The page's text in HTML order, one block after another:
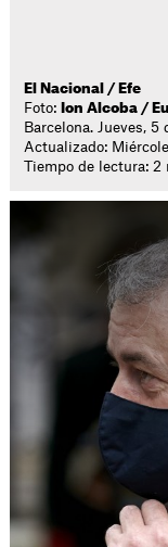
El Nacional / Efe
Foto:
Ion Alcoba /
Barcelona. Jueves,
Actualizado:
Tiempo de lectura: 2